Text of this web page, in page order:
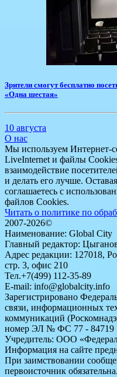
Зрители смогут бесплатно
«Одна шестая»
10 августа
О нас
Мы используем Интернет-
LiveInternet и файлы
взаимодействие
и делать его лучше.
соглашаетесь с
файлов Cookies.
Читать о политике по
2007-2026©
Наименование: Global City
Главный редактор:
Адрес редакции: 127018,
стр. 3, офис 210
Тел.+7(499) 112-35-89
E-mail: info@globalcity.info
Зарегистрировано
связи, информационных
коммуникаций
номер ЭЛ № ФС 77 - 84719
Учредитель: ООО
Информация на сайте
При заимствовании
первоисточник обязательна.